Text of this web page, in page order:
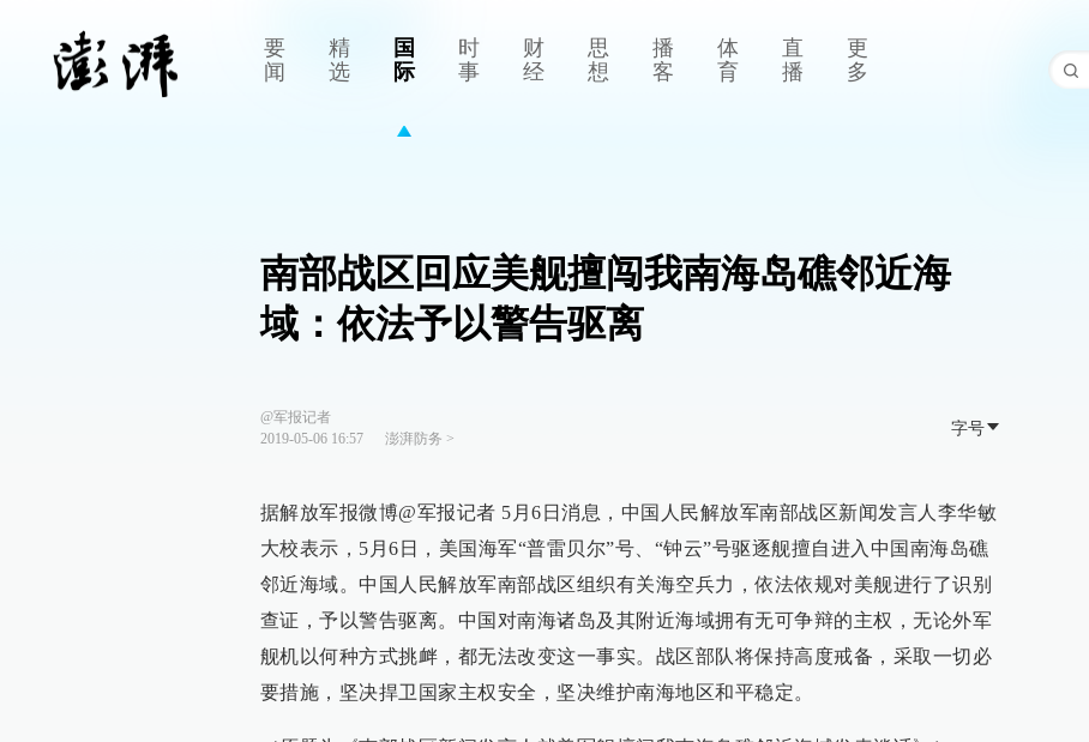
要
闻
精
选
国
际
时
事
财
经
思
想
播
客
体
育
直
播
更
多
南部战区回应美舰擅闯我南海岛礁邻近海
域：依法予以警告驱离
@军报记者
2019-05-06 16:57
澎湃防务 >
字号
据解放军报微博@军报记者 5月6日消息，中国人民解放军南部战区新闻发言人李华敏
大校表示，5月6日，美国海军“普雷贝尔”号、“钟云”号驱逐舰擅自进入中国南海岛礁
邻近海域。中国人民解放军南部战区组织有关海空兵力，依法依规对美舰进行了识别
查证，予以警告驱离。中国对南海诸岛及其附近海域拥有无可争辩的主权，无论外军
舰机以何种方式挑衅，都无法改变这一事实。战区部队将保持高度戒备，采取一切必
要措施，坚决捍卫国家主权安全，坚决维护南海地区和平稳定。